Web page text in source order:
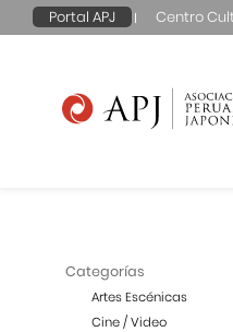
Portal APJ Centro
Categorías
Artes Escénicas
Cine / Video